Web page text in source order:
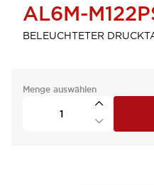
AL6M-
BELEUCHTETER
Menge auswählen